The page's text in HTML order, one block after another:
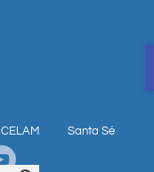
CELAM Santa Sé